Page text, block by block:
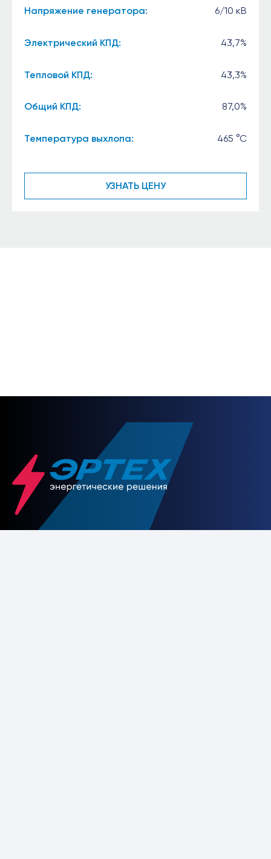
Напряжение генератора: 6/10 кВ
Электрический КПД: 43,7%
Тепловой КПД: 43,3%
Общий КПД: 87,0%
Температура выхлопа: 465 °C
УЗНАТЬ ЦЕНУ